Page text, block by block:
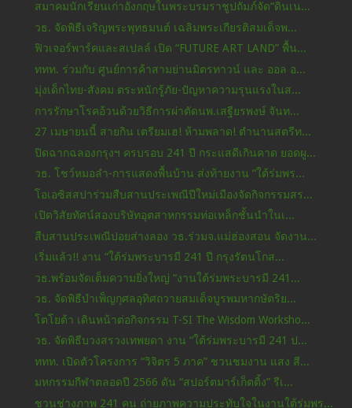
สมาคมนักเรียนเก่าอังกฤษในพระบรมราชูปถัมภ์จัด“ดินเน...
วธ. จัดพิธีเจริญพระพุทธมนต์ เฉลิมพระเกียรติสมเด็จพ...
ฟิวเจอร์พาร์คและสเปลล์ เปิด “FUTURE ART LAND” พื้น...
ททท. ร่วมกับ ศูนย์การค้าสามย่านมิตรทาวน์ และ ออล อ...
มุ่งเด็กไทย-สังคม ตระหนักรู้ภัย-ปัญหาความรุนแรงในส...
การรักษาโรคอ้วนด้วยวิธีการผ่าตัดนพ.เสฐียรพงษ์ จันท...
27 เมษายนนี้ สายกิน เตรียมเฮ! ห้ามพลาด! ตำนานสตรีท...
ปิดฉากฉลองกรุงฯ ครบรอบ 241 ปี กระแสดีเกินคาด ยอดผู...
วธ. โชว์หมอลำ-การแสดงพื้นบ้าน ส่งท้ายงาน “ใต้ร่มพร...
โอเอซิสสปาร่วมสืบสานประเพณีปีใหม่เมืองจัดกิจกรรมสร...
เปิดวิสัยทัศน์สองบริษัทอุตสาหกรรมท่อเหล็กชั้นนำในเ...
สืบสานประเพณีปอยส่างลอง วธ.ร่วมจ.แม่ฮ่องสอน จัดงาน...
เริ่มแล้ว!! งาน “ใต้ร่มพระบารมี 241 ปี กรุงรัตนโกส...
วธ.พร้อมจัดเต็มความยิ่งใหญ่ “งานใต้ร่มพระบารมี 241...
วธ. จัดพิธีบำเพ็ญกุศลอุทิศถวายสมเด็จบูรพมหากษัตริย...
โตโยต้า เดินหน้าต่อกิจกรรม T-SI The Wisdom Worksho...
วธ. จัดพิธีบวงสรวงเทพยดา งาน “ใต้ร่มพระบารมี 241 ป...
ททท. เปิดตัวโครงการ “วิจิตร 5 ภาค” ชวนชมงาน แสง สี...
มหกรรมกีฬาตลอดปี 2566 ดัน “สปอร์ตมาร์เก็ตติ้ง” รีเ...
ชวนช่างภาพ 241 คน ถ่ายภาพความประทับใจในงานใต้ร่มพร...